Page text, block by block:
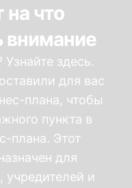
на что
внимание
здесь.
для вас
плана, чтобы
пункта в
плана. Этот
для
учредителей и